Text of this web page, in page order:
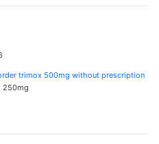
trimox 500mg without prescription
250mg